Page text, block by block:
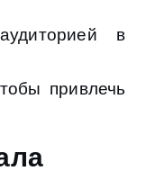
в
привлечь